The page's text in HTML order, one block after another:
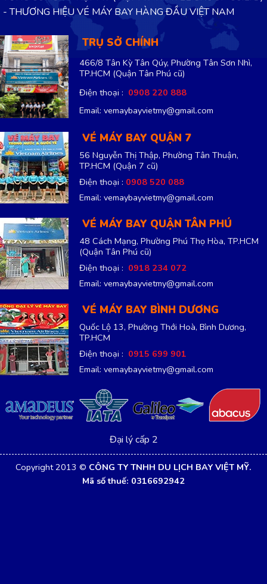
- THƯƠNG HIỆU VÉ MÁY BAY HÀNG ĐẦU VIỆT NAM
TRỤ SỞ CHÍNH
466/8 Tân Kỳ Tân Qúy, Phường Tân Sơn Nhì,
TP.HCM (Quận Tân Phú cũ)
Điện thoại : 0908 220 888
Email: vemaybayvietmy@gmail.com
VÉ MÁY BAY QUẬN 7
56 Nguyễn Thị Thập, Phường Tân Thuận,
TP.HCM (Quận 7 cũ)
Điện thoại : 0908 520 088
Email: vemaybayvietmy@gmail.com
VÉ MÁY BAY QUẬN TÂN PHÚ
48 Cách Mạng, Phường Phú Thọ Hòa, TP.HCM
(Quận Tân Phú cũ)
Điện thoại : 0918 234 072
Email: vemaybayvietmy@gmail.com
VÉ MÁY BAY BÌNH DƯƠNG
Quốc Lộ 13, Phường Thới Hoà, Bình Dương,
TP.HCM
Điện thoại : 0915 699 901
Email: vemaybayvietmy@gmail.com
Đại lý cấp 2
Copyright 2013 © CÔNG TY TNHH DU LỊCH BAY VIỆT MỸ.
Mã số thuế: 0316692942